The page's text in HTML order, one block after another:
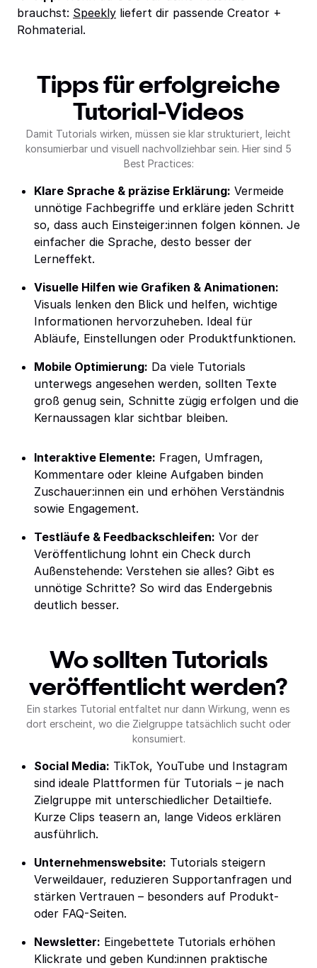
brauchst: Speekly liefert dir passende Creator +
Rohmaterial.
Tipps für erfolgreiche
Tutorial-Videos
Damit Tutorials wirken, müssen sie klar strukturiert, leicht
konsumierbar und visuell nachvollziehbar sein. Hier sind 5
Best Practices:
Klare Sprache & präzise Erklärung: Vermeide
unnötige Fachbegriffe und erkläre jeden Schritt
so, dass auch Einsteiger:innen folgen können. Je
einfacher die Sprache, desto besser der
Lerneffekt.
Visuelle Hilfen wie Grafiken & Animationen:
Visuals lenken den Blick und helfen, wichtige
Informationen hervorzuheben. Ideal für
Abläufe, Einstellungen oder Produktfunktionen.
Mobile Optimierung: Da viele Tutorials
unterwegs angesehen werden, sollten Texte
groß genug sein, Schnitte zügig erfolgen und die
Kernaussagen klar sichtbar bleiben.
Interaktive Elemente: Fragen, Umfragen,
Kommentare oder kleine Aufgaben binden
Zuschauer:innen ein und erhöhen Verständnis
sowie Engagement.
Testläufe & Feedbackschleifen: Vor der
Veröffentlichung lohnt ein Check durch
Außenstehende: Verstehen sie alles? Gibt es
unnötige Schritte? So wird das Endergebnis
deutlich besser.
Wo sollten Tutorials
veröffentlicht werden?
Ein starkes Tutorial entfaltet nur dann Wirkung, wenn es
dort erscheint, wo die Zielgruppe tatsächlich sucht oder
konsumiert.
Social Media: TikTok, YouTube und Instagram
sind ideale Plattformen für Tutorials – je nach
Zielgruppe mit unterschiedlicher Detailtiefe.
Kurze Clips teasern an, lange Videos erklären
ausführlich.
Unternehmenswebsite: Tutorials steigern
Verweildauer, reduzieren Supportanfragen und
stärken Vertrauen – besonders auf Produkt-
oder FAQ-Seiten.
Newsletter: Eingebettete Tutorials erhöhen
Klickrate und geben Kund:innen praktische